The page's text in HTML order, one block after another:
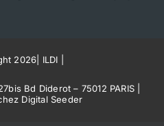
2026 ILDI
Bd Diderot – 75012 PARIS |
Digital Seeder